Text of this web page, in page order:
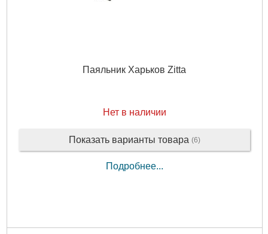
Паяльник Харьков Zitta
Нет в наличии
Показать варианты товара (6)
Подробнее...